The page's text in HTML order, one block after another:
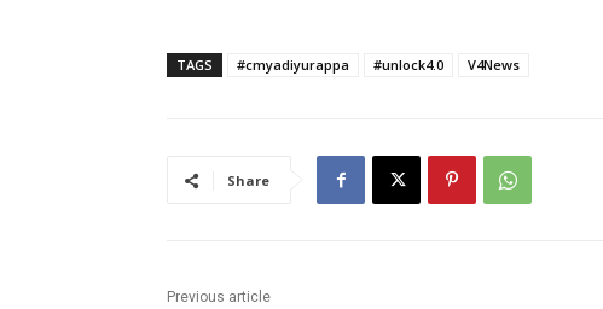
TAGS #cmyadiyurappa #unlock4.0 V4News
Share
Previous article